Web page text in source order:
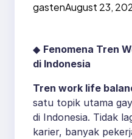
Hidup
Kehidupan
gastenAugust 23,
◆ Fenomena Tren
di Indonesia
Tren work life
satu topik utama
di Indonesia. Tidak
karier, banyak